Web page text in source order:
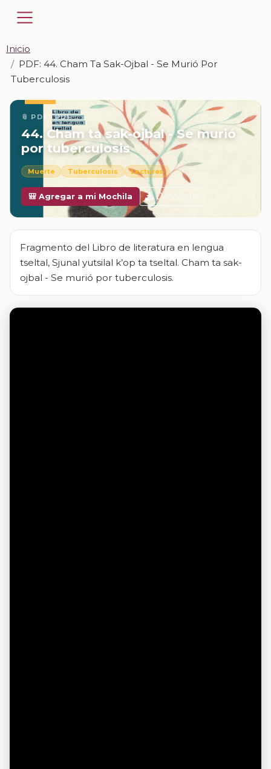
Inicio
PDF: 44. Cham Ta Sak-Ojbal - Se Murió Por
Tuberculosis
📎 PDF · PDF
44. Cham ta sak-ojbal - Se murió
por tuberculosis
Muerte Tuberculosis Lecturas
🎒 Agregar a mi Mochila Descargar
Fragmento del Libro de literatura en lengua
tseltal, Sjunal yutsilal k’op ta tseltal. Cham ta sak-
ojbal - Se murió por tuberculosis.